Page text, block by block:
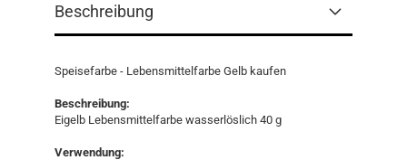
Beschreibung
Speisefarbe - Lebensmittelfarbe Gelb kaufen
Beschreibung:
Eigelb Lebensmittelfarbe wasserlöslich 40 g
Verwendung: